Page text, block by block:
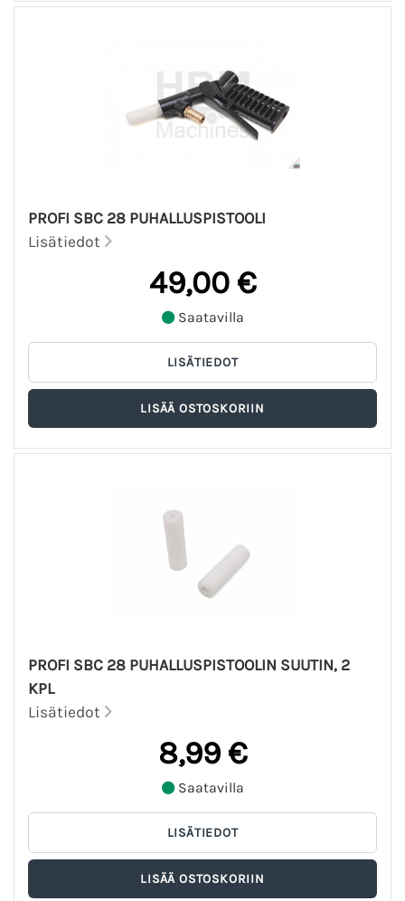
PROFI SBC 28 PUHALLUSPISTOOLI
Lisätiedot
49,00 €
Saatavilla
PROFI SBC 28 PUHALLUSPISTOOLIN SUUTIN, 2
KPL
Lisätiedot
8,99 €
Saatavilla